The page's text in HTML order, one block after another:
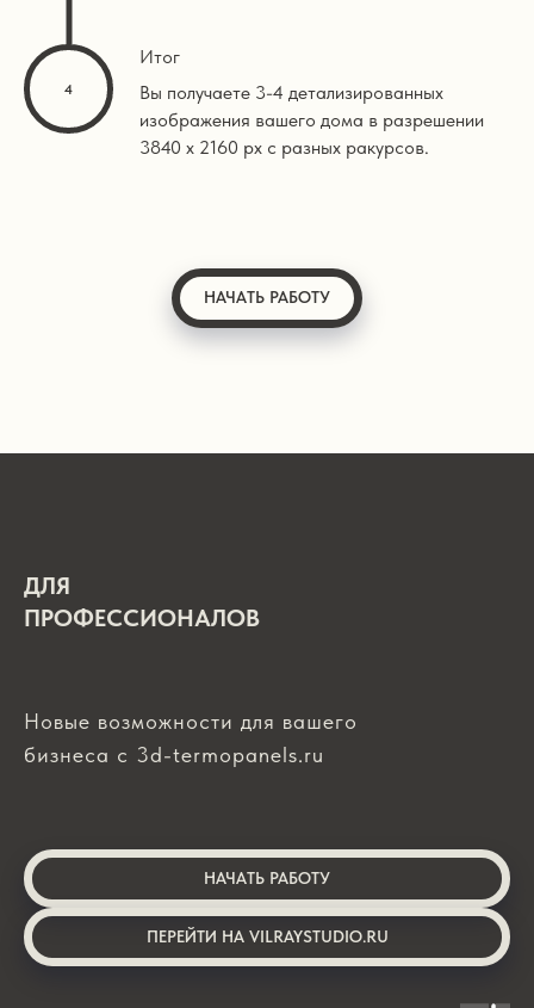
Итог
Вы получаете 3-4 детализированных
изображения вашего дома в разрешении
3840 х 2160 px с разных ракурсов.
НАЧАТЬ РАБОТУ
ДЛЯ
ПРОФЕССИОНАЛОВ
Новые возможности для вашего
бизнеса с 3d-termopanels.ru
НАЧАТЬ РАБОТУ
ПЕРЕЙТИ НА VILRAYSTUDIO.RU